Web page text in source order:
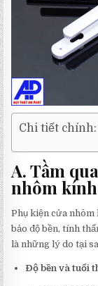
Chi tiết chính:
A. Tầm
nhôm kính
Phụ kiện cửa
bảo độ bền, tính
là những lý do tại
Độ bền và tuổi